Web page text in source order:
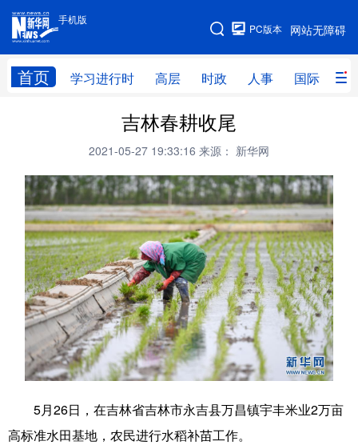
手机版
网站无障碍
PC版本
首页 学习进行时 高层 时政 人事 国际 财
手机版
网站地图
高层 时政
财经 网评
台湾 思客智库 全球连线 教育
科技 科创 量子 体育
文化 书画 健康 军事
访谈 视频 图片 政务
法律 中央文件 金融 汽车
食品 人居 信息化 数字经济
吉林春耕收尾
2021-05-27 19:33:16 来源： 新华网
5月26日，在吉林省吉林市永吉县万昌镇宇丰米业2万亩
高标准水田基地，农民进行水稻补苗工作。